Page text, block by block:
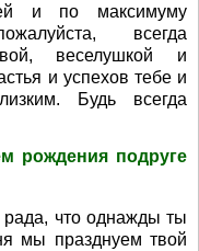
и по максимуму
всегда
веселушкой и
и успехов тебе и
Будь всегда
рождения подруге
что однажды ты
мы празднуем твой